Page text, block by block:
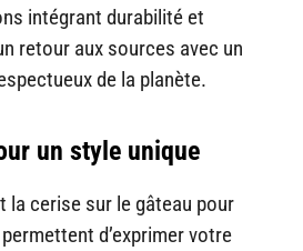
intégrant durabilité et
retour aux sources avec un
de la planète.
un style unique
la cerise sur le gâteau pour
d’exprimer votre